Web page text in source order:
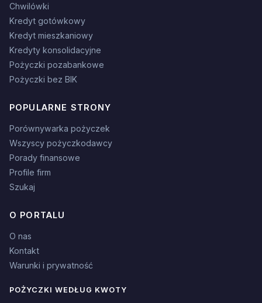
Chwilówki
Kredyt gotówkowy
Kredyt mieszkaniowy
Kredyty konsolidacyjne
Pożyczki pozabankowe
Pożyczki bez BIK
POPULARNE STRONY
Porównywarka pożyczek
Wszyscy pożyczkodawcy
Porady finansowe
Profile firm
Szukaj
O PORTALU
O nas
Kontakt
Warunki i prywatność
POŻYCZKI WEDŁUG KWOTY